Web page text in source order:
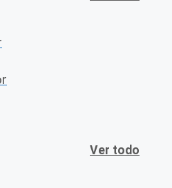
Ver todo